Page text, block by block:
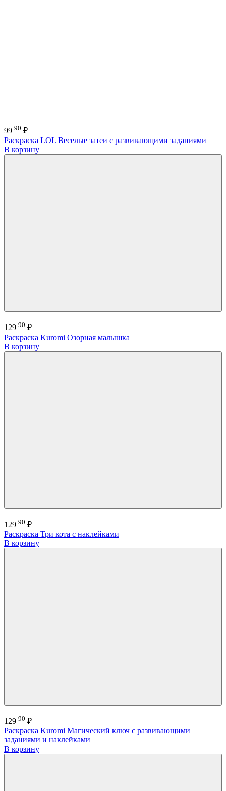
99 90 ₽
Раскраска LOL Веселые затеи с развивающими заданиями
В корзину
129 90 ₽
Раскраска Kuromi Озорная малышка
В корзину
129 90 ₽
Раскраска Три кота с наклейками
В корзину
129 90 ₽
Раскраска Kuromi Магический ключ с развивающими
заданиями и наклейками
В корзину